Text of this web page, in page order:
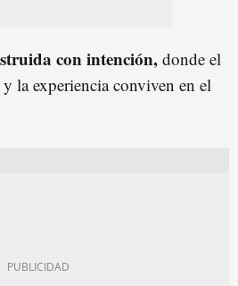
con intención, donde el
la experiencia conviven en el